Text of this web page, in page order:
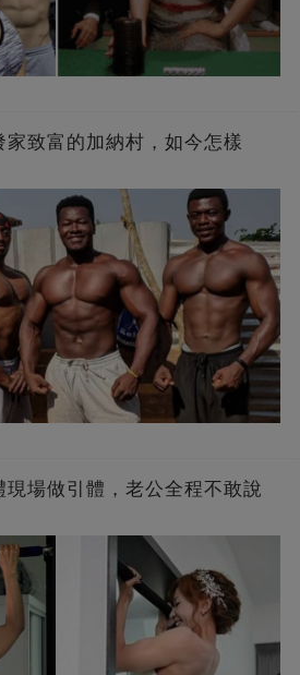
致富的加納村，如今怎樣
場做引體，老公全程不敢說